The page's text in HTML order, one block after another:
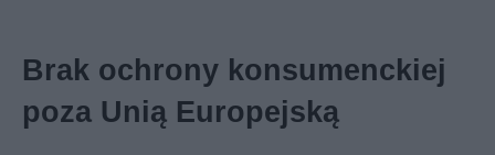
Brak ochrony konsumenckiej
poza Unią Europejską